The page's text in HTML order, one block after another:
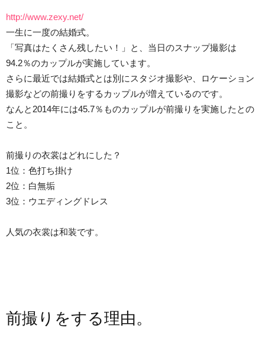
http://www.zexy.net/
一生に一度の結婚式。
「写真はたくさん残したい！」と、当日のスナップ撮影は
94.2％のカップルが実施しています。
さらに最近では結婚式とは別にスタジオ撮影や、ロケーション
撮影などの前撮りをするカップルが増えているのです。
なんと2014年には45.7％ものカップルが前撮りを実施したとの
こと。
前撮りの衣裳はどれにした？
1位：色打ち掛け
2位：白無垢
3位：ウエディングドレス
人気の衣裳は和装です。
前撮りをする理由。